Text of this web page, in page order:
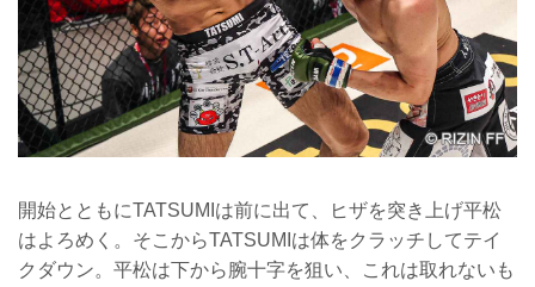
開始とともにTATSUMIは前に出て、ヒザを突き上げ平松
はよろめく。そこからTATSUMIは体をクラッチしてテイ
クダウン。平松は下から腕十字を狙い、これは取れないも